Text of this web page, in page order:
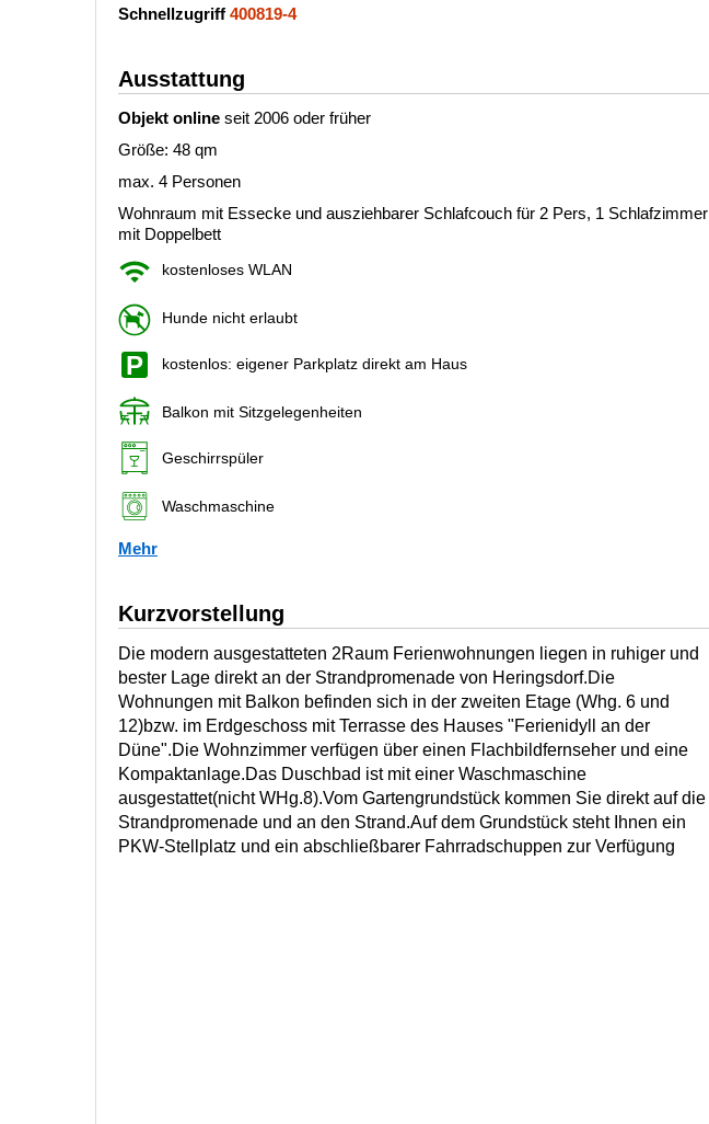
Schnellzugriff 400819-4
Ausstattung
Objekt online seit 2006 oder früher
Größe: 48 qm
max. 4 Personen
Wohnraum mit Essecke und ausziehbarer Schlafcouch für 2 Pers, 1 Schlafzimmer
mit Doppelbett
kostenloses WLAN
Hunde nicht erlaubt
kostenlos: eigener Parkplatz direkt am Haus
Balkon mit Sitzgelegenheiten
Geschirrspüler
Waschmaschine
Mehr
Kurzvorstellung
Die modern ausgestatteten 2Raum Ferienwohnungen liegen in ruhiger und
bester Lage direkt an der Strandpromenade von Heringsdorf.Die
Wohnungen mit Balkon befinden sich in der zweiten Etage (Whg. 6 und
12)bzw. im Erdgeschoss mit Terrasse des Hauses "Ferienidyll an der
Düne".Die Wohnzimmer verfügen über einen Flachbildfernseher und eine
Kompaktanlage.Das Duschbad ist mit einer Waschmaschine
ausgestattet(nicht WHg.8).Vom Gartengrundstück kommen Sie direkt auf die
Strandpromenade und an den Strand.Auf dem Grundstück steht Ihnen ein
PKW-Stellplatz und ein abschließbarer Fahrradschuppen zur Verfügung